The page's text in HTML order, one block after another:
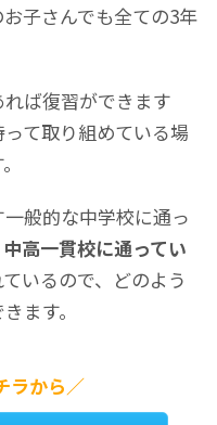
子さんでも全ての3年
ば復習ができます
て取り組めている場
般的な中学校に通っ
中高一貫校に通ってい
いるので、どのよう
ます。
ラから／